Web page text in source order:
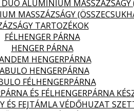
ALUMÍNIUM MASSZÁZSÁGY
MASSZÁZSÁGY
TARTOZÉKOK
FÉLHENGER PÁRNA
HENGER PÁRNA
HENGERPÁRNA
HENGERPÁRNA
FÉLHENGERPÁRNA
ÉS FÉLHENGERPÁRNA
ÉS FEJTÁMLA VÉDŐHUZAT